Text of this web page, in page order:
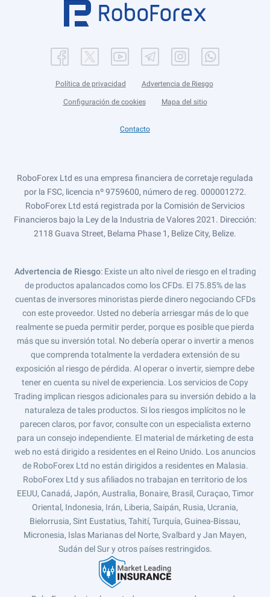
Política de privacidad Advertencia de Riesgo
Configuración de cookies Mapa del sitio
Contacto
RoboForex Ltd es una empresa financiera de corretaje regulada
por la FSC, licencia nº 9759600, número de reg. 000001272.
RoboForex Ltd está registrada por la Comisión de Servicios
Financieros bajo la Ley de la Industria de Valores 2021. Dirección:
2118 Guava Street, Belama Phase 1, Belize City, Belize.
Advertencia de Riesgo: Existe un alto nivel de riesgo en el trading
de productos apalancados como los CFDs. El 75.85% de las
cuentas de inversores minoristas pierde dinero negociando CFDs
con este proveedor. Usted no debería arriesgar más de lo que
realmente se pueda permitir perder, porque es posible que pierda
más que su inversión total. No debería operar o invertir a menos
que comprenda totalmente la verdadera extensión de su
exposición al riesgo de pérdida. Al operar o invertir, siempre debe
tener en cuenta su nivel de experiencia. Los servicios de Copy
Trading implican riesgos adicionales para su inversión debido a la
naturaleza de tales productos. Si los riesgos implícitos no le
parecen claros, por favor, consulte con un especialista externo
para un consejo independiente. El material de márketing de esta
web no está dirigido a residentes en el Reino Unido. Los anuncios
de RoboForex Ltd no están dirigidos a residentes en Malasia.
RoboForex Ltd y sus afiliados no trabajan en territorio de los
EEUU, Canadá, Japón, Australia, Bonaire, Brasil, Curaçao, Timor
Oriental, Indonesia, Irán, Liberia, Saipán, Rusia, Ucrania,
Bielorrusia, Sint Eustatius, Tahití, Turquía, Guinea-Bissau,
Micronesia, Islas Marianas del Norte, Svalbard y Jan Mayen,
Sudán del Sur y otros países restringidos.